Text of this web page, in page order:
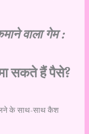
वाला गेम :
सकते हैं पैसे?
के साथ-साथ कैश